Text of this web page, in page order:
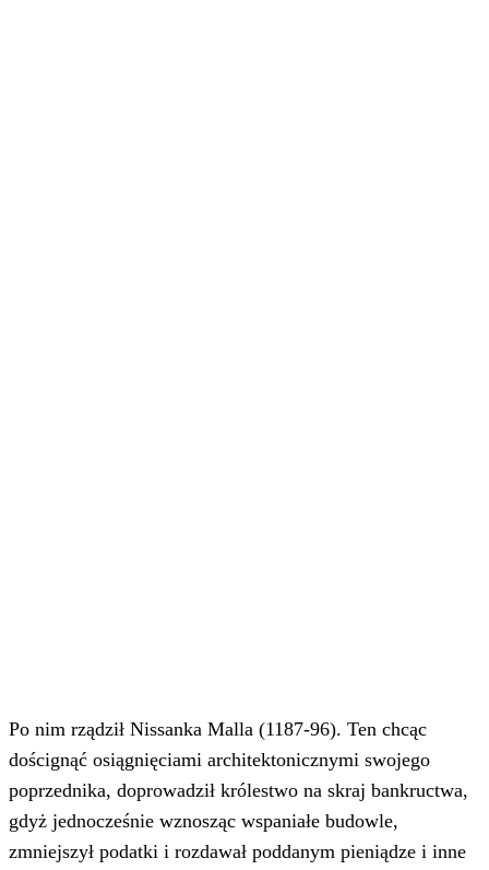
Po nim rządził Nissanka Malla (1187-96). Ten chcąc
doścignąć osiągnięciami architektonicznymi swojego
poprzednika, doprowadził królestwo na skraj bankructwa,
gdyż jednocześnie wznosząc wspaniałe budowle,
zmniejszył podatki i rozdawał poddanym pieniądze i inne